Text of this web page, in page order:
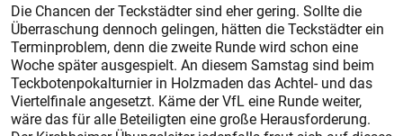
Die Chancen der Teckstädter sind eher gering. Sollte die
Überraschung dennoch gelingen, hätten die Teckstädter ein
Terminproblem, denn die zweite Runde wird schon eine
Woche später ausgespielt. An diesem Samstag sind beim
Teckbotenpokalturnier in Holzmaden das Achtel- und das
Viertelfinale angesetzt. Käme der VfL eine Runde weiter,
wäre das für alle Beteiligten eine große Herausforderung.